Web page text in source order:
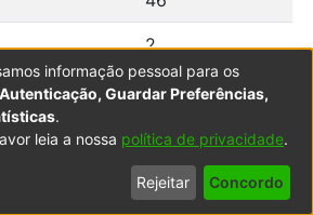
2
Copyright © 2003-2026LYRASIS
Política de
Privacidade
Termos
de Uso
Contacte-
nos
informação pessoal para os
Autenticação, Guardar Preferências,
.
leia a nossa política de privacidade.
Rejeitar Concordo